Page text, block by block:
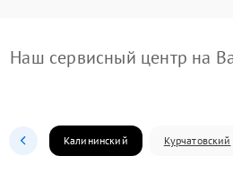
Наш сервисный центр на
Калининский Курчатовский